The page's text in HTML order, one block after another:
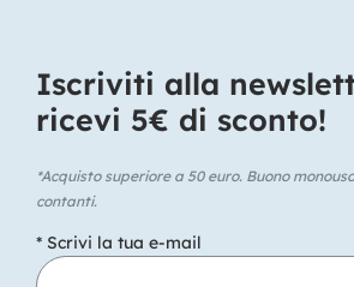
Iscriviti alla
ricevi 5€ di sconto!​
*Acquisto superiore a 50 euro. Buono
contanti.
* Scrivi la tua e-mail